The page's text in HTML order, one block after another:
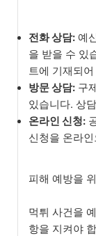
전화 상담: 예
을 받을 수 있
트에 기재되
방문 상담: 구
있습니다. 상
온라인 신청:
신청을 온라
피해 예방을
먹튀 사건을
항을 지켜야